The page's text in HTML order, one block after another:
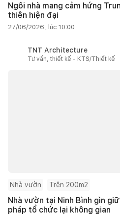
Ngôi nhà mang cảm hứng
thiên hiện đại
27/06/2026, lúc 10:00
TNT Architecture
Tư vấn, thiết kế - KTS/Thiết kế
Nhà vườn Trên 200m2
Nhà vườn tại Ninh Bình gìn
pháp tổ chức lại không gian